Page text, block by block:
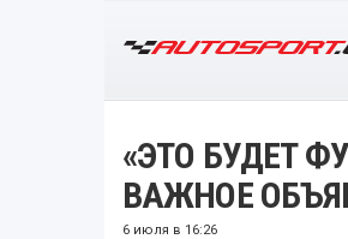
«ЭТО БУДЕТ
ВАЖНОЕ
6 июля в 16:26